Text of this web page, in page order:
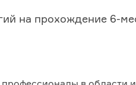
на прохождение 6-